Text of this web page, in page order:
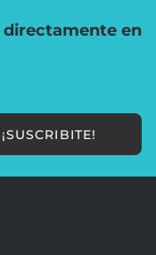
directamente en
¡SUSCRIBITE!